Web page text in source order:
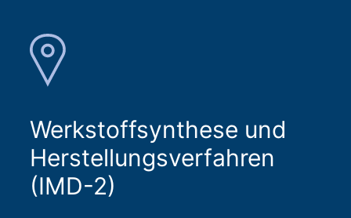
Werkstoffsynthese und
Herstellungsverfahren
(IMD-2)